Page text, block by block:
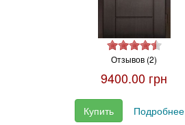
Отзывов (2)
9400.00 грн
Купить Подробнее